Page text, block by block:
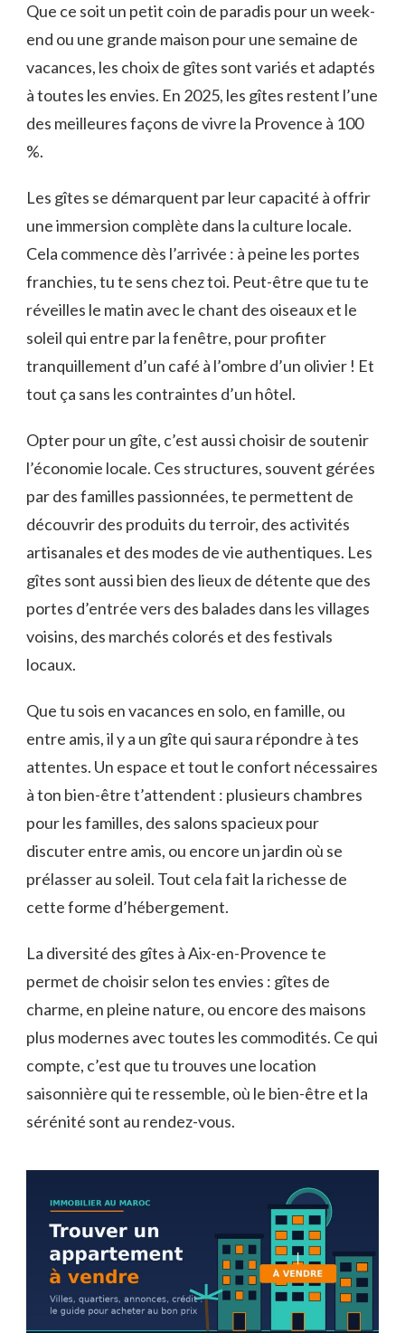
Que ce soit un petit coin de paradis pour un week-
end ou une grande maison pour une semaine de
vacances, les choix de gîtes sont variés et adaptés
à toutes les envies. En 2025, les gîtes restent l’une
des meilleures façons de vivre la Provence à 100
%.
Les gîtes se démarquent par leur capacité à offrir
une immersion complète dans la culture locale.
Cela commence dès l’arrivée : à peine les portes
franchies, tu te sens chez toi. Peut-être que tu te
réveilles le matin avec le chant des oiseaux et le
soleil qui entre par la fenêtre, pour profiter
tranquillement d’un café à l’ombre d’un olivier ! Et
tout ça sans les contraintes d’un hôtel.
Opter pour un gîte, c’est aussi choisir de soutenir
l’économie locale. Ces structures, souvent gérées
par des familles passionnées, te permettent de
découvrir des produits du terroir, des activités
artisanales et des modes de vie authentiques. Les
gîtes sont aussi bien des lieux de détente que des
portes d’entrée vers des balades dans les villages
voisins, des marchés colorés et des festivals
locaux.
Que tu sois en vacances en solo, en famille, ou
entre amis, il y a un gîte qui saura répondre à tes
attentes. Un espace et tout le confort nécessaires
à ton bien-être t’attendent : plusieurs chambres
pour les familles, des salons spacieux pour
discuter entre amis, ou encore un jardin où se
prélasser au soleil. Tout cela fait la richesse de
cette forme d’hébergement.
La diversité des gîtes à Aix-en-Provence te
permet de choisir selon tes envies : gîtes de
charme, en pleine nature, ou encore des maisons
plus modernes avec toutes les commodités. Ce qui
compte, c’est que tu trouves une location
saisonnière qui te ressemble, où le bien-être et la
sérénité sont au rendez-vous.